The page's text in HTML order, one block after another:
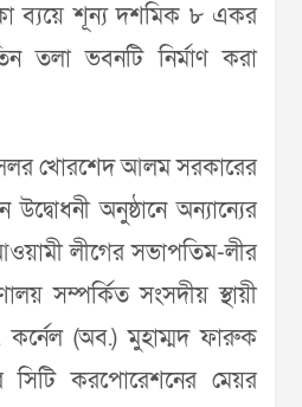
ব্যয়ে শূন্য দশমিক ৮ একর
তলা ভবনটি নির্মাণ করা
খোরশেদ আলম সরকারের
অনুষ্ঠানে অন্যান্যের
লীগের সভাপতিম-লীর
সম্পর্কিত সংসদীয় স্থায়ী
কর্নেল (অব.) মুহাম্মদ ফারুক
সিটি করপোরেশনের মেয়র